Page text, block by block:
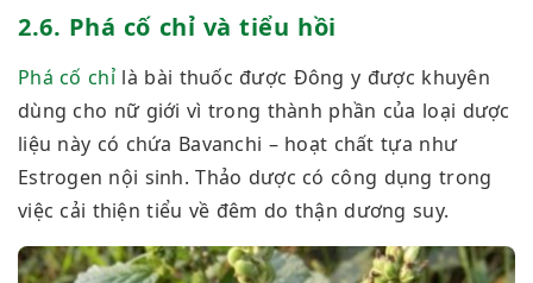
2.6. Phá cố chỉ và tiểu hồi
Phá cố chỉlà bài thuốc được Đông y được khuyên
dùng cho nữ giới vì trong thành phần của loại dược
liệu này có chứa Bavanchi – hoạt chất tựa như
Estrogen nội sinh. Thảo dược có công dụng trong
việc cải thiện tiểu về đêm do thận dương suy.